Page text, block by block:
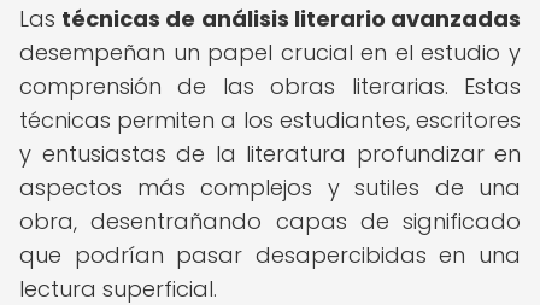
Las técnicas de análisis literario avanzadas
desempeñan un papel crucial en el estudio y
comprensión de las obras literarias. Estas
técnicas permiten a los estudiantes, escritores
y entusiastas de la literatura profundizar en
aspectos más complejos y sutiles de una
obra, desentrañando capas de significado
que podrían pasar desapercibidas en una
lectura superficial.